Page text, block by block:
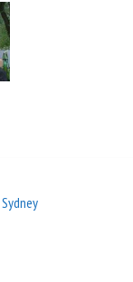
Sydney